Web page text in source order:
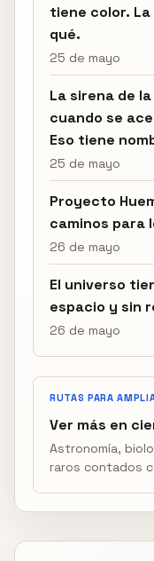
tiene color.
qué.
25 de mayo
La sirena de
cuando se
Eso tiene
25 de mayo
Proyecto
caminos para
26 de mayo
El universo
espacio y sin
26 de mayo
RUTAS PARA
Ver más en
Astronomía,
raros contados